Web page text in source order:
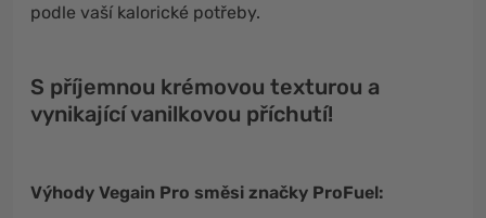
podle vaší kalorické potřeby.
S příjemnou krémovou texturou a
vynikající vanilkovou příchutí!
Výhody Vegain Pro směsi značky ProFuel: